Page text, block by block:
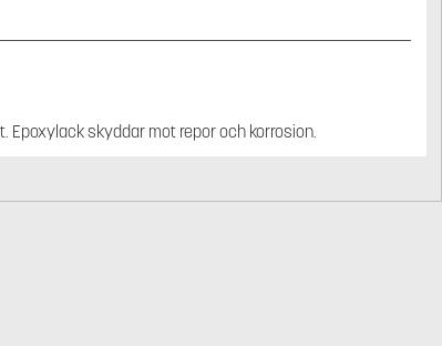
Epoxylack skyddar mot repor och korrosion.